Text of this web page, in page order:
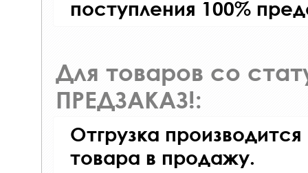
поступления 100%
Для товаров со
ПРЕДЗАКАЗ!:
Отгрузка
товара в продажу.